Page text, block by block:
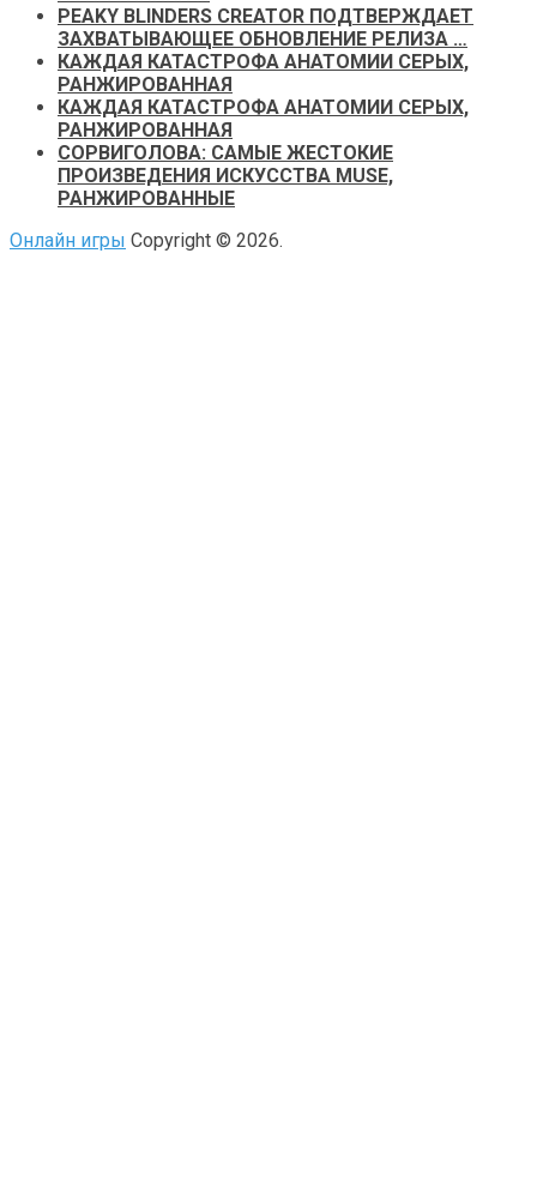
PEAKY BLINDERS CREATOR ПОДТВЕРЖДАЕТ
ЗАХВАТЫВАЮЩЕЕ ОБНОВЛЕНИЕ РЕЛИЗА …
КАЖДАЯ КАТАСТРОФА АНАТОМИИ СЕРЫХ,
РАНЖИРОВАННАЯ
КАЖДАЯ КАТАСТРОФА АНАТОМИИ СЕРЫХ,
РАНЖИРОВАННАЯ
СОРВИГОЛОВА: САМЫЕ ЖЕСТОКИЕ
ПРОИЗВЕДЕНИЯ ИСКУССТВА MUSE,
РАНЖИРОВАННЫЕ
Онлайн игры Copyright © 2026.